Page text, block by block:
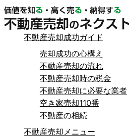
不動産売却成功ガイド
売却成功の心構え
不動産売却の流れ
不動産売却時の税金
不動産売却に必要な業者
空き家売却110番
不動産の相続
不動産売却メニュー